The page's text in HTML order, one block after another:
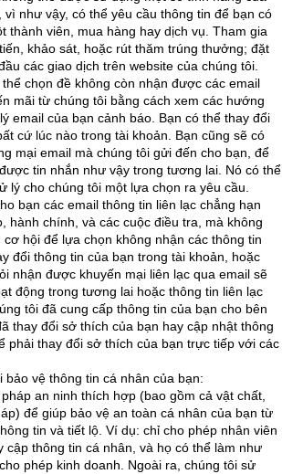
vì như vậy, có thể yêu cầu thông tin để bạn có
thành viên, mua hàng hay dịch vụ. Tham gia
khảo sát, hoặc rút thăm trúng thưởng; đặt
các giao dịch trên website của chúng tôi.
chọn đề không còn nhận được các email
mãi từ chúng tôi bằng cách xem các hướng
email của bạn cảnh báo. Bạn có thể thay đổi
cứ lúc nào trong tài khoản. Bạn cũng sẽ có
mại email mà chúng tôi gửi đến cho bạn, để
tin nhắn như vậy trong tương lai. Nó có thể
lý cho chúng tôi một lựa chọn ra yêu cầu.
bạn các email thông tin liên lạc chẳng hạn
hành chính, và các cuộc điều tra, mà không
hội để lựa chọn không nhận các thông tin
đổi thông tin của bạn trong tài khoản, hoặc
nhận được khuyến mại liên lạc qua email sẽ
động trong tương lai hoặc thông tin liên lạc
tôi đã cung cấp thông tin của bạn cho bên
thay đổi sở thích của bạn hay cập nhật thông
phải thay đổi sở thích của bạn trực tiếp với các
bảo vệ thông tin cá nhân của bạn:
an ninh thích hợp (bao gồm cả vật chất,
để giúp bảo vệ an toàn cá nhân của bạn từ
tin và tiết lộ. Ví dụ: chỉ cho phép nhân viên
cập thông tin cá nhân, và họ có thể làm như
phép kinh doanh. Ngoài ra, chúng tôi sử